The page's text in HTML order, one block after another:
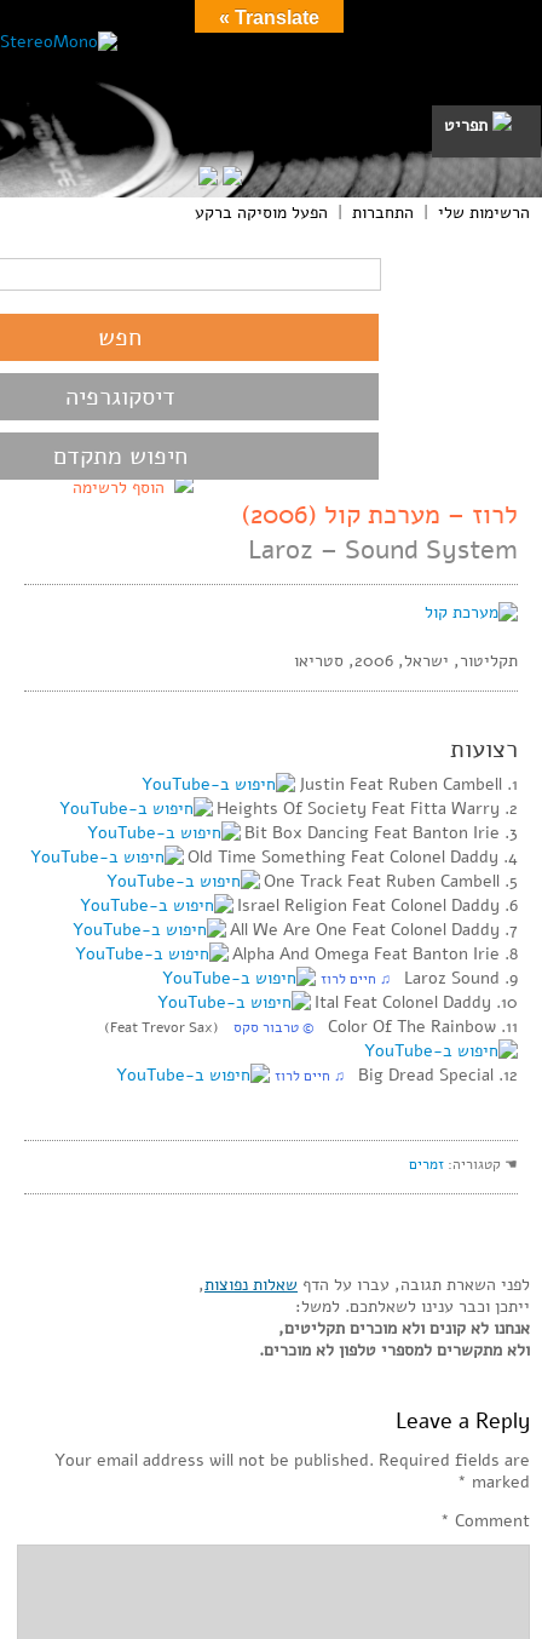
תפריט
הרשימות שלי | התחברות | הפעל מוסיקה ברקע
דיסקוגרפיה
חיפוש מתקדם
הוסף לרשימה
לרוז – מערכת קול (2006)
Laroz – Sound System
תקליטור, ישראל, 2006, סטריאו
רצועות
1. Justin Feat Ruben Cambell
2. Heights Of Society Feat Fitta Warry
3. Bit Box Dancing Feat Banton Irie
4. Old Time Something Feat Colonel Daddy
5. One Track Feat Ruben Cambell
6. Israel Religion Feat Colonel Daddy
7. All We Are One Feat Colonel Daddy
8. Alpha And Omega Feat Banton Irie
9. Laroz Sound
‏ ♫ חיים לרוז
10. Ital Feat Colonel Daddy
11. Color Of The Rainbow
‏ © טרבור סקס (Feat Trevor Sax)
12. Big Dread Special ‏ ♫ חיים לרוז
☚ קטגוריה: זמרים
לפני השארת תגובה, עברו על הדף שאלות נפוצות,
ייתכן וכבר ענינו לשאלתכם. למשל:
אנחנו לא קונים ולא מוכרים תקליטים,
ולא מתקשרים למספרי טלפון לא מוכרים.
Leave a Reply
Your email address will not be published. Required fields are
marked
*
Comment
*
Translate »